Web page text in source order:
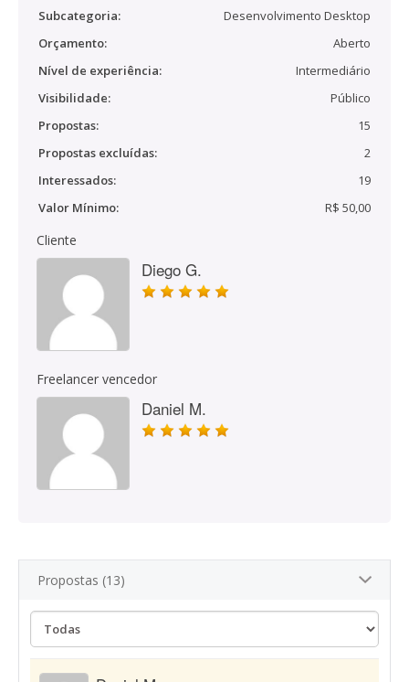
Subcategoria:
Desenvolvimento Desktop
Orçamento:
Aberto
Nível de experiência:
Intermediário
Visibilidade:
Público
Propostas:
15
Propostas excluídas:
2
Interessados:
19
Valor Mínimo:
R$ 50,00
Cliente
Diego G.
Freelancer vencedor
Daniel M.
Propostas (13)